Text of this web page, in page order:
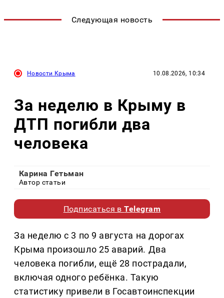
Следующая новость
Новости Крыма 10.08.2026, 10:34
За неделю в Крыму в
ДТП погибли два
человека
Карина Гетьман
Автор статьи
Подписаться вTelegram
За неделю с 3 по 9 августа на дорогах
Крыма произошло 25 аварий. Два
человека погибли, ещё 28 пострадали,
включая одного ребёнка. Такую
статистику привели в Госавтоинспекции